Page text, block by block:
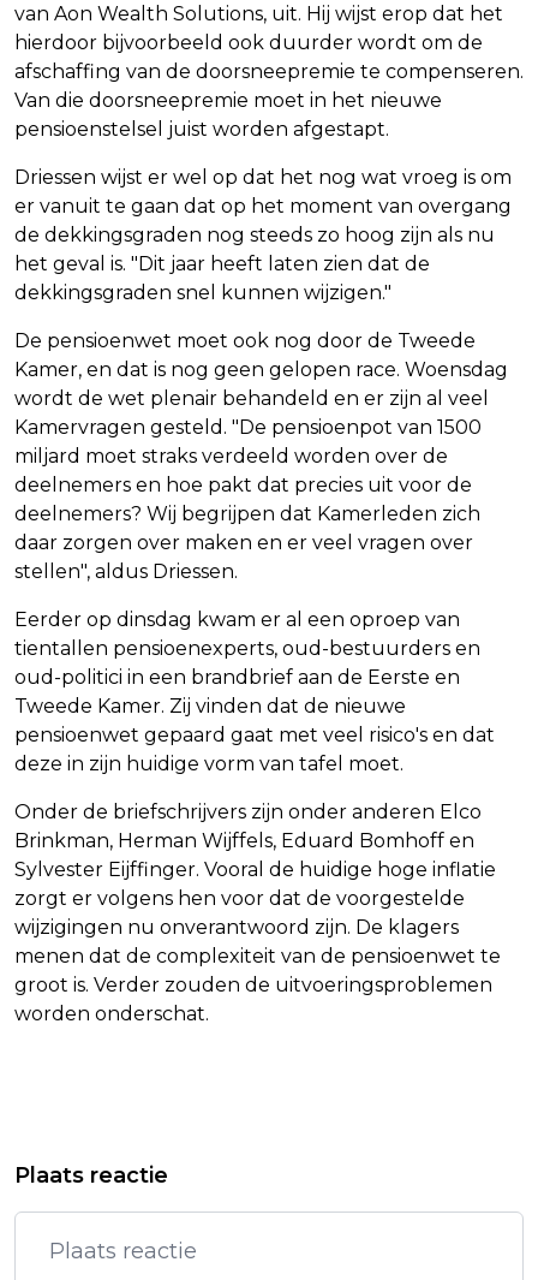
van Aon Wealth Solutions, uit. Hij wijst erop dat het
hierdoor bijvoorbeeld ook duurder wordt om de
afschaffing van de doorsneepremie te compenseren.
Van die doorsneepremie moet in het nieuwe
pensioenstelsel juist worden afgestapt.
Driessen wijst er wel op dat het nog wat vroeg is om
er vanuit te gaan dat op het moment van overgang
de dekkingsgraden nog steeds zo hoog zijn als nu
het geval is. "Dit jaar heeft laten zien dat de
dekkingsgraden snel kunnen wijzigen."
De pensioenwet moet ook nog door de Tweede
Kamer, en dat is nog geen gelopen race. Woensdag
wordt de wet plenair behandeld en er zijn al veel
Kamervragen gesteld. "De pensioenpot van 1500
miljard moet straks verdeeld worden over de
deelnemers en hoe pakt dat precies uit voor de
deelnemers? Wij begrijpen dat Kamerleden zich
daar zorgen over maken en er veel vragen over
stellen", aldus Driessen.
Eerder op dinsdag kwam er al een oproep van
tientallen pensioenexperts, oud-bestuurders en
oud-politici in een brandbrief aan de Eerste en
Tweede Kamer. Zij vinden dat de nieuwe
pensioenwet gepaard gaat met veel risico's en dat
deze in zijn huidige vorm van tafel moet.
Onder de briefschrijvers zijn onder anderen Elco
Brinkman, Herman Wijffels, Eduard Bomhoff en
Sylvester Eijffinger. Vooral de huidige hoge inflatie
zorgt er volgens hen voor dat de voorgestelde
wijzigingen nu onverantwoord zijn. De klagers
menen dat de complexiteit van de pensioenwet te
groot is. Verder zouden de uitvoeringsproblemen
worden onderschat.
DIT JAAR BINNEN ENKELE UREN OP
TV-PROGRAMMA KOFFIETIJD STOPT
NA MEI VOLGEND JAAR
Plaats reactie